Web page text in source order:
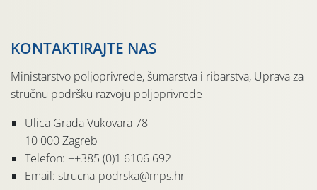
KONTAKTIRAJTE NAS
Ministarstvo poljoprivrede, šumarstva i ribarstva, Uprava za
stručnu podršku razvoju poljoprivrede
Ulica Grada Vukovara 78
10 000 Zagreb
Telefon: ++385 (0)1 6106 692
Email: strucna-podrska@mps.hr